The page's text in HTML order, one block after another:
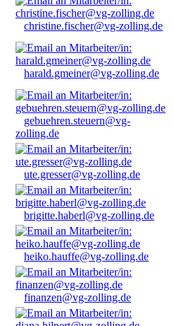
christine.fischer@vg-zolling.de
harald.gmeiner@vg-zolling.de
gebuehren.steuern@vg-
zolling.de
ute.gresser@vg-zolling.de
brigitte.haberl@vg-zolling.de
heiko.hauffe@vg-zolling.de
finanzen@vg-zolling.de